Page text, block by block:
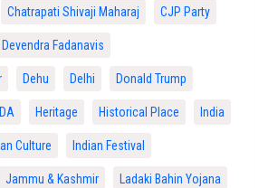
Chatrapati Shivaji Maharaj CJP Party
Devendra Fadanavis
Dehu Delhi Donald Trump
Heritage Historical Place India
Culture Indian Festival
Jammu & Kashmir Ladaki Bahin Yojana